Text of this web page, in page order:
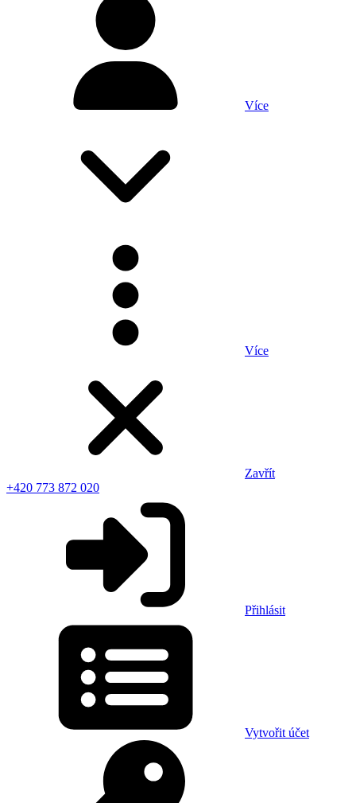
Více
Více
Zavřít
+420 773 872 020
Přihlásit
Vytvořit účet